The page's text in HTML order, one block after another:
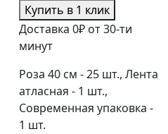
Купить в 1 клик
Доставка 0₽ от 30-ти
минут
Роза 40 см - 25 шт., Лента
атласная - 1 шт.,
Современная упаковка -
1 шт.